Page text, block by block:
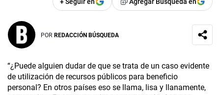
POR REDACCIÓN BÚSQUEDA
“¿Puede alguien dudar de que se trata de un caso evidente
de utilización de recursos públicos para beneficio
personal? En otros países eso se llama, lisa y llanamente,